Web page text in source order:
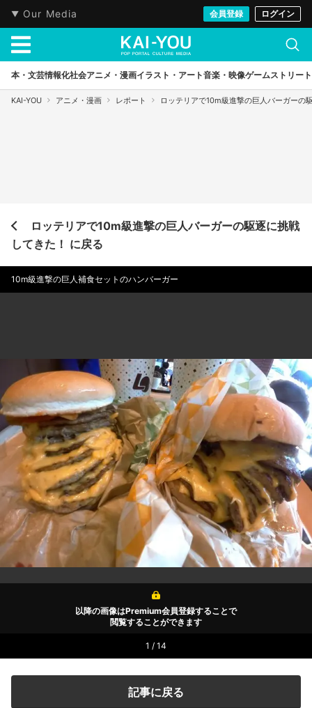
Our Media 会員登録 ログイン
本・文芸情報化社会アニメ・漫画イラスト・アート音楽・映像ゲームストリート
KAI-YOU アニメ・漫画 レポート ロッテリアで10m級進撃の巨人バーガーの
ロッテリアで10m級進撃の巨人バーガーの駆逐に挑戦
してきた！ に戻る
10m級進撃の巨人補食セットのハンバーガー
以降の画像はPremium会員登録することで
閲覧することができます
1 / 14
記事に戻る